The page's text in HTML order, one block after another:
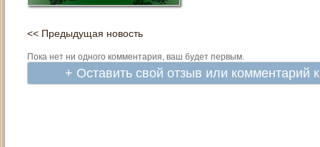
<< Предыдущая новость
Пока нет ни одного комментария, ваш будет первым.
+ Оставить свой отзыв или комментарий